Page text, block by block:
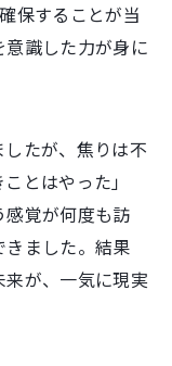
保することが当
識した力が身に
たが、焦りは不
とはやった」
感覚が何度も訪
ました。結果
が、一気に現実